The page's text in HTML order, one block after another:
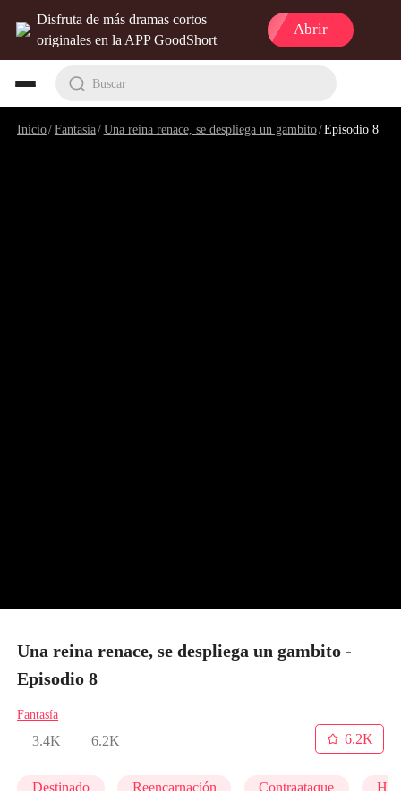
Disfruta de más dramas cortos
originales en la APP GoodShort
Abrir
Buscar
Inicio/Fantasía/Una reina renace, se despliega un gambito/Episodio 8
Una reina renace, se despliega un gambito -
Episodio 8
Fantasía
3.4K 6.2K
6.2K
Destinado Reencarnación Contraataque